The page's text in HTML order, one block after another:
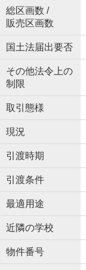
総区画数 /
販売区画数
国土法届出要否
その他法令上の
制限
取引態様
現況
引渡時期
引渡条件
最適用途
近隣の学校
物件番号